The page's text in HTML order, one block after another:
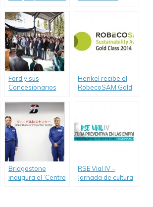
Informe de
sustentabilidad
2014-2015 con
resultados
destacados.
Ford y sus
Concesionarios
San Juan su
Escuela Rural
Número 25.
Henkel recibe el
RobecoSAM Gold
Bridgestone
inaugura el ‘Centro
RSE Vial IV –
Jornada de cultura